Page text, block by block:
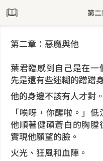
第
第二章：惡魔與他
葉君臨感到自己是在
先是還有些迷糊的蹭蹭
他的身邊不該有人才對。
「唉呀，你醒啦。」
他順著健碩蒼白的胸
實現他願望的臉。
火光、狂風和血陣。